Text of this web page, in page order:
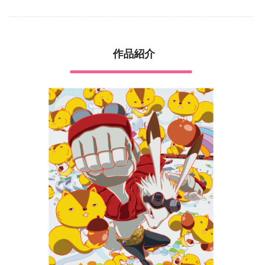
作品紹介